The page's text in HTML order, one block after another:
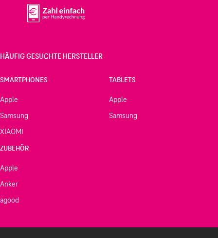
HÄUFIG GESUCHTE HERSTELLER
SMARTPHONES
Apple
Samsung
XIAOMI
TABLETS
Apple
Samsung
ZUBEHÖR
Apple
Anker
agood